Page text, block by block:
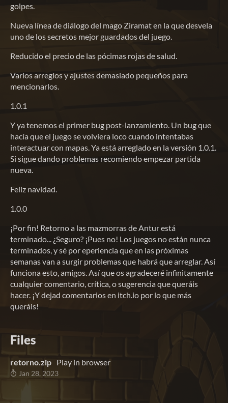
golpes.
Nueva línea de diálogo del mago Ziramat en la que desvela
uno de los secretos mejor guardados del juego.
Reducido el precio de las pócimas rojas de salud.
Varios arreglos y ajustes demasiado pequeños para
mencionarlos.
1.0.1
Y ya tenemos el primer bug post-lanzamiento. Un bug que
hacía que el juego se volviera loco cuando intentabas
interactuar con mapas. Ya está arreglado en la versión 1.0.1.
Si sigue dando problemas recomiendo empezar partida
nueva.
Feliz navidad.
1.0.0
¡Por fin! Retorno a las mazmorras de Antur está
terminado... ¿Seguro? ¡Pues no! Los juegos no están nunca
terminados, y sé por eperiencia que en las próximas
semanas van a surgir problemas que habrá que arreglar. Así
funciona esto, amigos. Así que os agradeceré infinitamente
cualquier comentario, crítica, o sugerencia que queráis
hacer. ¡Y dejad comentarios en itch.io por lo que más
queráis!
Files
retorno.zip Play in browser
Jan 28, 2023